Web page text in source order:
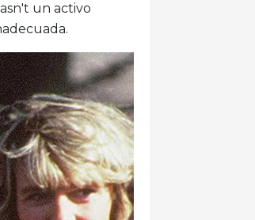
un activo